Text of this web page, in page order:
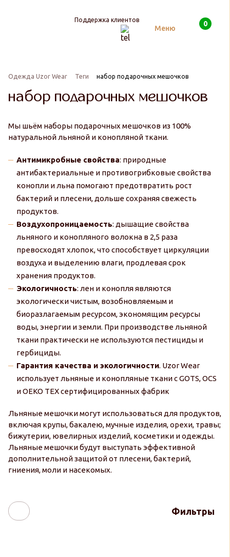
Поддержка клиентов
Меню
Поиск 0
Одежда Uzor Wear Теги набор подарочных мешочков
набор подарочных мешочков
Мы шьём наборы подарочных мешочков из 100%
натуральной льняной и конопляной ткани.
Антимикробные свойства: природные
антибактериальные и противогрибковые свойства
конопли и льна помогают предотвратить рост
бактерий и плесени, дольше сохраняя свежесть
продуктов.
Воздухопроницаемость: дышащие свойства
льняного и конопляного волокна в 2,5 раза
превосходят хлопок, что способствует циркуляции
воздуха и выделению влаги, продлевая срок
хранения продуктов.
Экологичность: лен и конопля являются
экологически чистым, возобновляемым и
биоразлагаемым ресурсом, экономящим ресурсы
воды, энергии и земли. При производстве льняной
ткани практически не используются пестициды и
гербициды.
Гарантия качества и экологичности. Uzor Wear
использует льняные и конопляные ткани с GOTS, OCS
и OEKO TEX сертифицированных фабрик
Льняные мешочки могут использоваться для продуктов,
включая крупы, бакалею, мучные изделия, орехи, травы;
бижутерии, ювелирных изделий, косметики и одежды.
Льняные мешочки будут выступать эффективной
дополнительной защитой от плесени, бактерий,
гниения, моли и насекомых.
Фильтры